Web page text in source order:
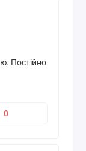
Постійно
0